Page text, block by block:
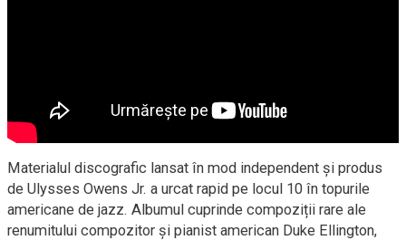
Materialul discografic lansat în mod independent și produs
de Ulysses Owens Jr. a urcat rapid pe locul 10 în topurile
americane de jazz. Albumul cuprinde compoziții rare ale
renumitului compozitor și pianist american Duke Ellington,